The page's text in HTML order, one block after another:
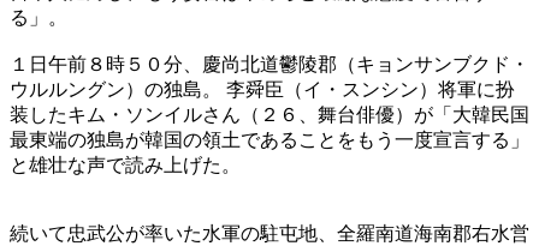
る」。
１日午前８時５０分、慶尚北道鬱陵郡（キョンサンブクド・
ウルルングン）の独島。 李舜臣（イ・スンシン）将軍に扮
装したキム・ソンイルさん（２６、舞台俳優）が「大韓民国
最東端の独島が韓国の領土であることをもう一度宣言する」
と雄壮な声で読み上げた。
続いて忠武公が率いた水軍の駐屯地、全羅南道海南郡右水営